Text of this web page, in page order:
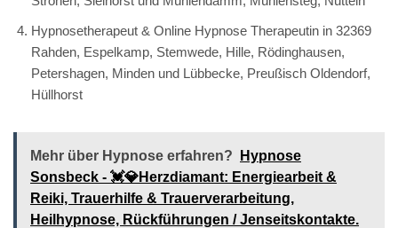
Hypnosetherapeut & Online Hypnose Therapeutin in 32369
Rahden, Espelkamp, Stemwede, Hille, Rödinghausen,
Petershagen, Minden und Lübbecke, Preußisch Oldendorf,
Hüllhorst
Mehr über Hypnose erfahren?
Hypnose
Sonsbeck - 💓️💎Herzdiamant: Energiearbeit &
Reiki, Trauerhilfe & Trauerverarbeitung,
Heilhypnose, Rückführungen / Jenseitskontakte.